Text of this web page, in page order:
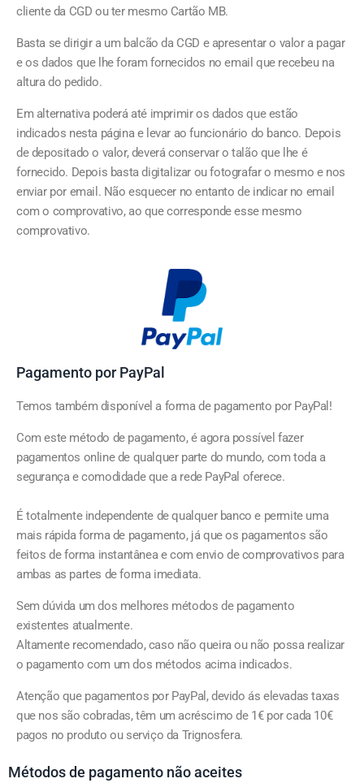
cliente da CGD ou ter mesmo Cartão MB.
Basta se dirigir a um balcão da CGD e apresentar o valor a pagar
e os dados que lhe foram fornecidos no email que recebeu na
altura do pedido.
Em alternativa poderá até imprimir os dados que estão
indicados nesta página e levar ao funcionário do banco. Depois
de depositado o valor, deverá conservar o talão que lhe é
fornecido. Depois basta digitalizar ou fotografar o mesmo e nos
enviar por email. Não esquecer no entanto de indicar no email
com o comprovativo, ao que corresponde esse mesmo
comprovativo.
Pagamento por PayPal
Temos também disponível a forma de pagamento por PayPal!
Com este método de pagamento, é agora possível fazer
pagamentos online de qualquer parte do mundo, com toda a
segurança e comodidade que a rede PayPal oferece.
É totalmente independente de qualquer banco e permite uma
mais rápida forma de pagamento, já que os pagamentos são
feitos de forma instantânea e com envio de comprovativos para
ambas as partes de forma imediata.
Sem dúvida um dos melhores métodos de pagamento
existentes atualmente.
Altamente recomendado, caso não queira ou não possa realizar
o pagamento com um dos métodos acima indicados.
Atenção que pagamentos por PayPal, devido ás elevadas taxas
que nos são cobradas, têm um acréscimo de 1€ por cada 10€
pagos no produto ou serviço da Trignosfera.
Métodos de pagamento não aceites